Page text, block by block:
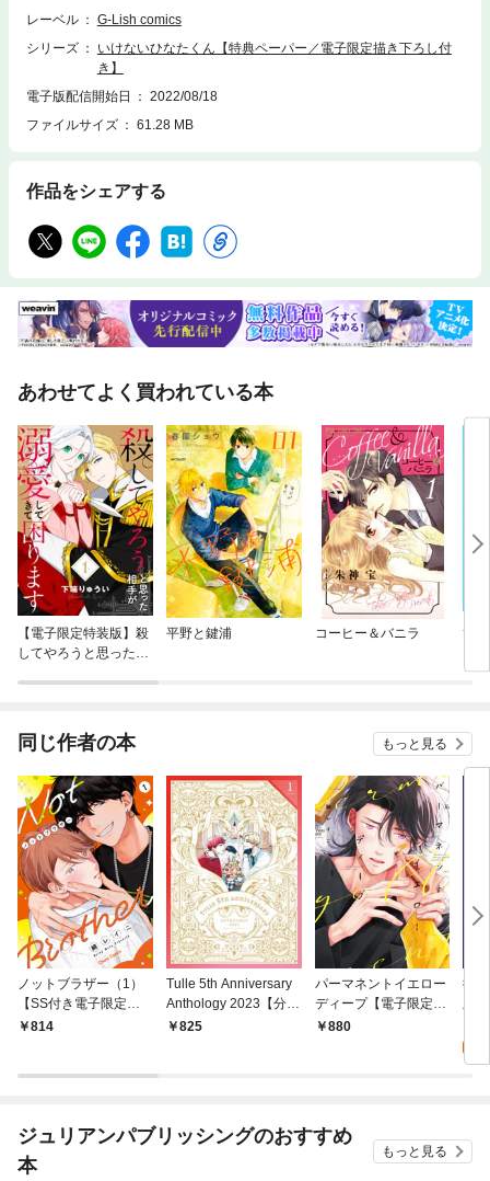
レーベル
G-Lish comics
シリーズ
いけないひなたくん【特典ペーパー／電子限定描き下ろし付
き】
電子版配信開始日
2022/08/18
ファイルサイズ
61.28 MB
作品をシェアする
あわせてよく買われている本
【電子限定特装版】殺
してやろうと思った相
平野と鍵浦 コーヒー＆バニラ ひ
同じ作者の本 もっと見る
ノットブラザー（1）
【SS付き電子限定
版】814
Tulle 5th Anniversary
Anthology 2023【分冊
版1】
825
パーマネントイエロー
ディープ【電子限定お
まけ付き】
880
彼
版
ジュリアンパブリッシングのおすすめ
本
もっと見る